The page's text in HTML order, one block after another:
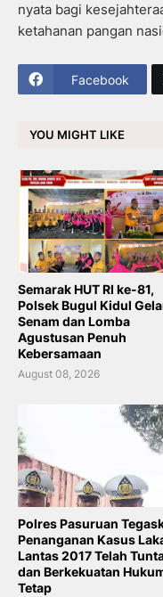
nyata bagi
ketahanan pangan
Facebook
YOU MIGHT LIKE
Semarak HUT RI ke-81,
Polsek Bugul Kidul
Senam dan Lomba
Agustusan Penuh
Kebersamaan
August 08, 2026
Polres Pasuruan
Penanganan Kasus
Lantas 2017 Telah
dan Berkekuatan
Tetap